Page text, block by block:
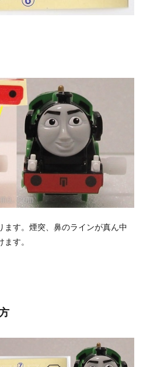
ます。煙突、鼻のラインが真ん中
す。